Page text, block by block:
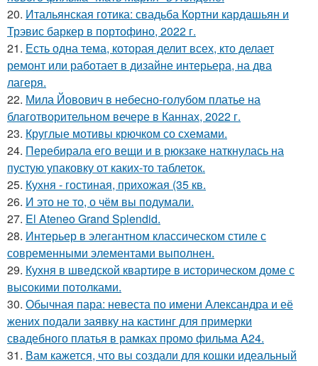
20. Итальянская готика: свадьба Кортни кардашьян и
Трэвис баркер в портофино, 2022 г.
21. Есть одна тема, которая делит всех, кто делает
ремонт или работает в дизайне интерьера, на два
лагеря.
22. Мила Йовович в небесно-голубом платье на
благотворительном вечере в Каннах, 2022 г.
23. Круглые мотивы крючком со схемами.
24. Перебирала его вещи и в рюкзаке наткнулась на
пустую упаковку от каких-то таблеток.
25. Кухня - гостиная, прихожая (35 кв.
26. И это не то, о чём вы подумали.
27. El Ateneo Grand Splendid.
28. Интерьер в элегантном классическом стиле с
современными элементами выполнен.
29. Кухня в шведской квартире в историческом доме с
высокими потолками.
30. Обычная пара: невеста по имени Александра и её
жених подали заявку на кастинг для примерки
свадебного платья в рамках промо фильма A24.
31. Вам кажется, что вы создали для кошки идеальный